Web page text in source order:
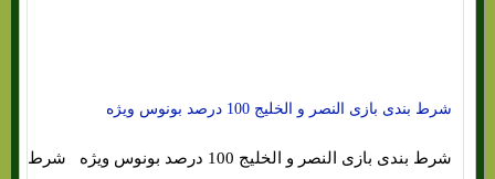
شرط بندی بازی النصر و الخلیج 100 درصد بونوس ویژه
شرط بندی بازی النصر و الخلیج 100 درصد بونوس ویژه شرط